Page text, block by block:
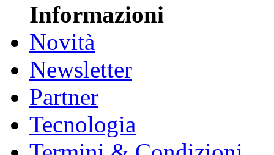
Informazioni
Novità
Newsletter
Partner
Tecnologia